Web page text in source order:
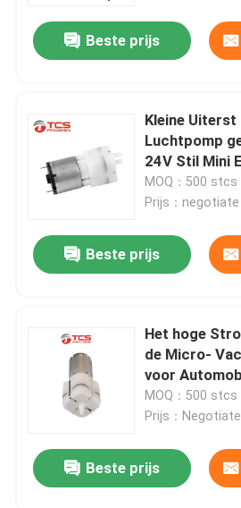
Beste prijs
Kleine
Luchtpomp
24V Stil Mini
Pump
MOQ：500 stcs
Prijs：negotiate
Beste prijs
Het hoge
de Micro-
voor
MOQ：500 stcs
Prijs：Negotiate
Beste prijs